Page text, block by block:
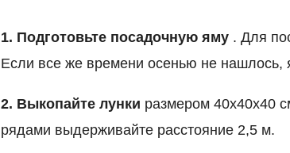
1. Подготовьте посадочную яму . Для
Если все же времени осенью не нашлось,
2. Выкопайте лунки размером 40х40x40
рядами выдерживайте расстояние 2,5 м.